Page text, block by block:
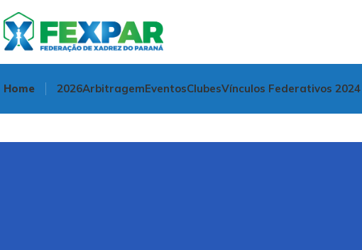
Home 2026ArbitragemEventosClubesVínculos Federativos 2024